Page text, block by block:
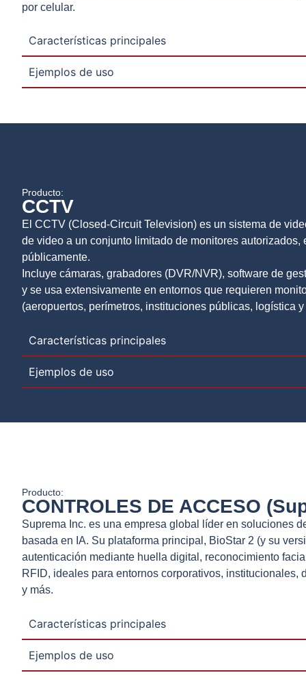
por celular.
Características principales
Ejemplos de uso
Producto:
CCTV
El CCTV (Closed-Circuit Television) es un sistema de
de video a un conjunto limitado de monitores autorizados,
públicamente.
Incluye cámaras, grabadores (DVR/NVR), software de
y se usa extensivamente en entornos que requieren
(aeropuertos, perímetros, instituciones públicas, logística
Características principales
Ejemplos de uso
Producto:
CONTROLES DE ACCESO
Suprema Inc. es una empresa global líder en soluciones
basada en IA. Su plataforma principal, BioStar 2 (y su
autenticación mediante huella digital, reconocimiento
RFID, ideales para entornos corporativos, institucionales,
y más.
Características principales
Ejemplos de uso